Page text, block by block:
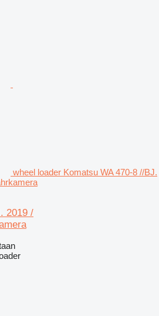
wheel loader Komatsu WA 470-8 //BJ.
2019 /